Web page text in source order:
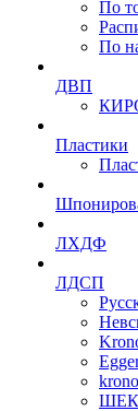
По
По
ДВП
Пластики
ЛХДФ
ЛДСП